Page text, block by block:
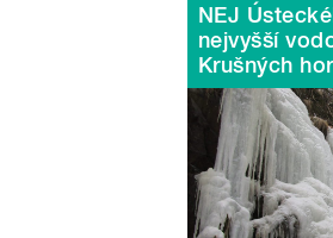
NEJ
nejvyšší
Krušných hor